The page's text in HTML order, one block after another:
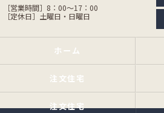
［営業時間］8：00〜17：00
［定休日］土曜日・日曜日
ホーム
注文住宅
注文住宅